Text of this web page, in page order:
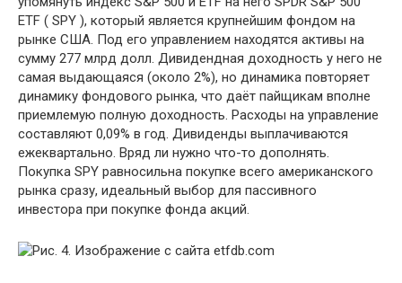
ETF ( SPY ), который является крупнейшим фондом на
рынке США. Под его управлением находятся активы на
сумму 277 млрд долл. Дивидендная доходность у него не
самая выдающаяся (около 2%), но динамика повторяет
динамику фондового рынка, что даёт пайщикам вполне
приемлемую полную доходность. Расходы на управление
составляют 0,09% в год. Дивиденды выплачиваются
ежеквартально. Вряд ли нужно что-то дополнять.
Покупка SPY равносильна покупке всего американского
рынка сразу, идеальный выбор для пассивного
инвестора при покупке фонда акций.